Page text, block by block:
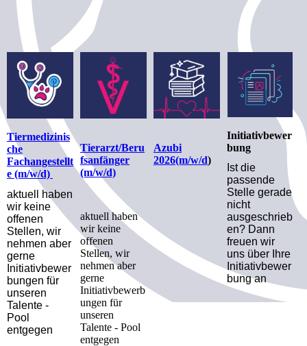
Tiermedizinis
che
Fachangestellt
e (m/w/d)
aktuell haben
wir keine
offenen
Stellen, wir
nehmen aber
gerne
Initiativbewer
bungen für
unseren
Talente -
Pool
entgegen
Tierarzt/Beru
fsanfänger
(m/w/d)
aktuell haben
wir keine
offenen
Stellen, wir
nehmen aber
gerne
Initiativbewerb
ungen für
unseren
Talente - Pool
entgegen
Azubi
2026(m/w/d)
Initiativbewer
bung
Ist die
passende
Stelle gerade
nicht
ausgeschrieb
en? Dann
freuen wir
uns über Ihre
Initiativbewer
bung an